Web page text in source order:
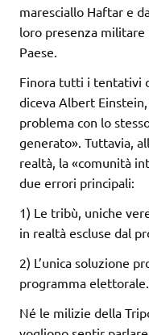
maresciallo Haftar e
loro presenza
Paese.
Finora tutti i tentativi
diceva Albert
problema con lo
generato». Tuttavia,
realtà, la «comunità
due errori principali:
1) Le tribù, uniche
in realtà escluse dal
2) L’unica soluzione
programma
Né le milizie della